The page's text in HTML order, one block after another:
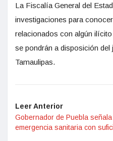
La Fiscalía General del
investigaciones para
relacionados con algún
se pondrán a disposición del
Tamaulipas.
Leer Anterior
Gobernador de Puebla
emergencia sanitaria con